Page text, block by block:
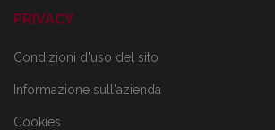
PRIVACY
Condizioni d'uso del sito
Informazione sull'azienda
Cookies